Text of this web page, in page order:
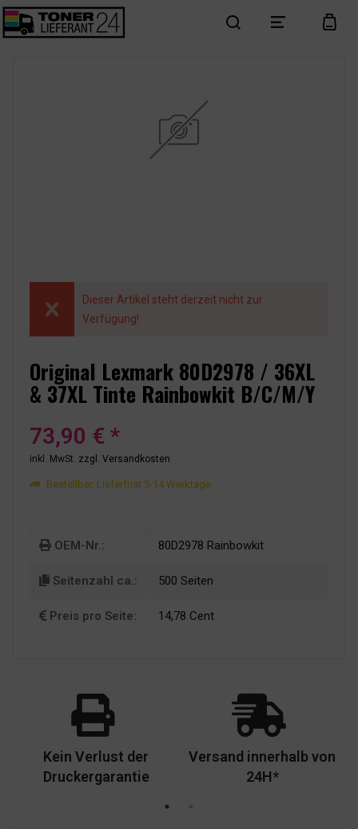
search menu cart
Dieser Artikel steht derzeit nicht zur
Verfügung!
Original Lexmark 80D2978 / 36XL
& 37XL Tinte Rainbowkit B/C/M/Y
73,90 € *
inkl. MwSt. zzgl. Versandkosten
Bestellbar, Lieferfrist 5-14 Werktage
OEM-Nr.: 80D2978 Rainbowkit
Seitenzahl ca.: 500 Seiten
Preis pro Seite: 14,78 Cent
Kein Verlust der
Druckergarantie
Versand innerhalb von
24H*